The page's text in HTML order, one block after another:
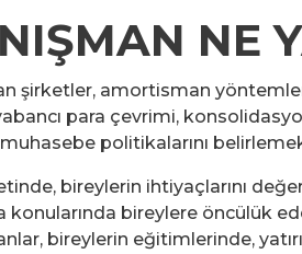
NE
şirketler, amortisman
para çevrimi,
politikalarını
bireylerin ihtiyaçlarını
konularında bireylere öncülük
bireylerin eğitimlerinde,